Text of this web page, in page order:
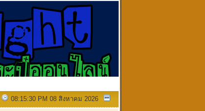
08:15:30 PM 08 สิงหาคม 2026